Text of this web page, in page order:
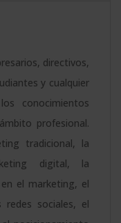
directivos,
y cualquier
conocimientos
profesional.
tradicional, la
digital, la
el marketing, el
redes sociales, el